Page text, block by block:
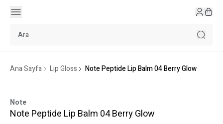
Ana Sayfa Lip Gloss Note Peptide Lip Balm 04 Berry Glow
Note
Note Peptide Lip Balm 04 Berry Glow